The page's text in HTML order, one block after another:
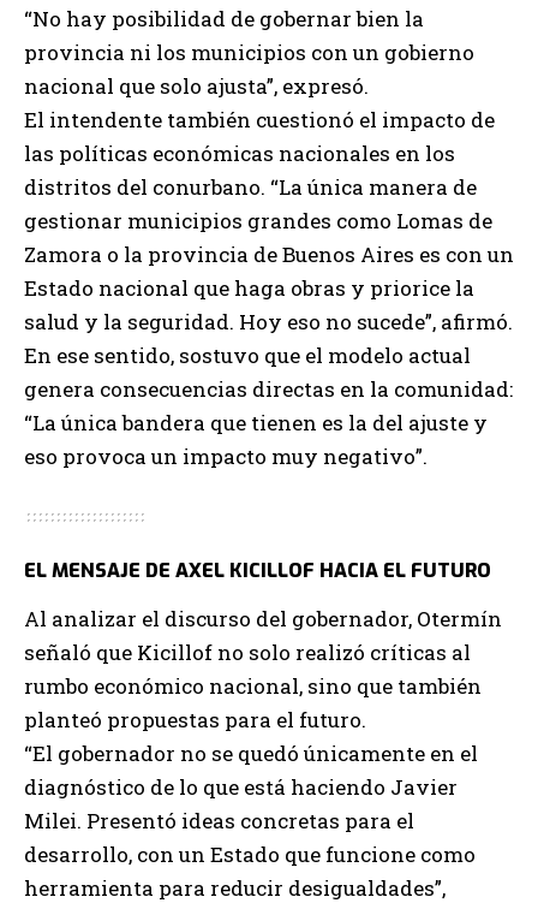
“No hay posibilidad de gobernar bien la
provincia ni los municipios con un gobierno
nacional que solo ajusta”, expresó.
El intendente también cuestionó el impacto de
las políticas económicas nacionales en los
distritos del conurbano. “La única manera de
gestionar municipios grandes como Lomas de
Zamora o la provincia de Buenos Aires es con un
Estado nacional que haga obras y priorice la
salud y la seguridad. Hoy eso no sucede”, afirmó.
En ese sentido, sostuvo que el modelo actual
genera consecuencias directas en la comunidad:
“La única bandera que tienen es la del ajuste y
eso provoca un impacto muy negativo”.
EL MENSAJE DE AXEL KICILLOF HACIA EL FUTURO
Al analizar el discurso del gobernador, Otermín
señaló que Kicillof no solo realizó críticas al
rumbo económico nacional, sino que también
planteó propuestas para el futuro.
“El gobernador no se quedó únicamente en el
diagnóstico de lo que está haciendo Javier
Milei. Presentó ideas concretas para el
desarrollo, con un Estado que funcione como
herramienta para reducir desigualdades”,